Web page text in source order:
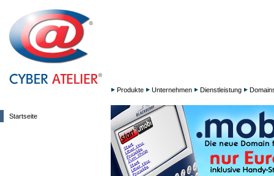
Startseite
Produkte Unternehmen Dienstleistung